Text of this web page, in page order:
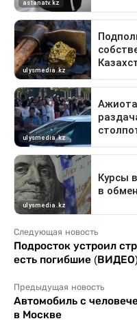
Следующая новость
Подросток устроил
есть погибшие (ВИДЕО)
Предыдущая новость
Автомобиль с
в Москве